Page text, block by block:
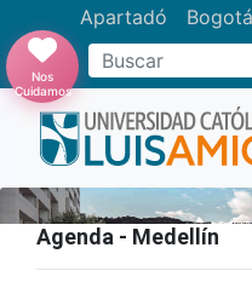
Apartadó Bogotá
Buscar
Nos
Cuidamos
Agenda - Medellín